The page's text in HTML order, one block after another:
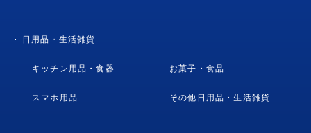
日用品・生活雑貨
キッチン用品・食器 お菓子・食品
スマホ用品 その他日用品・生活雑貨